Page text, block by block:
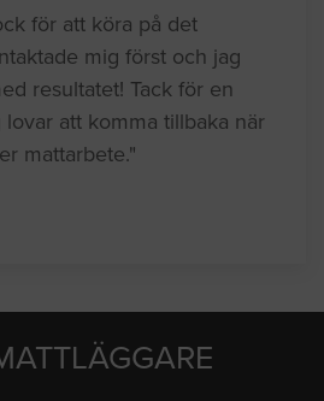
för att köra på det
mig först och jag
resultatet! Tack för en
lovar att komma tillbaka när
mattarbete."